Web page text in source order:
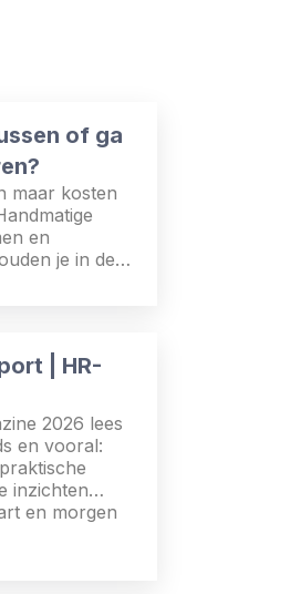
of ga
maar kosten
en
je in de
| HR-
2026 lees
en vooral:
inzichten
en morgen